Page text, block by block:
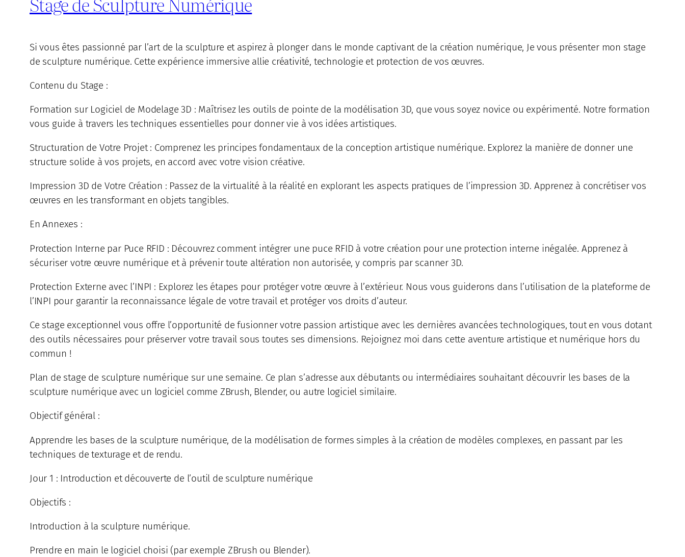
Si vous êtes passionné par l’art de la sculpture et aspirez à plonger dans le monde captivant de la création numérique, Je vous présenter mon stage
de sculpture numérique. Cette expérience immersive allie créativité, technologie et protection de vos œuvres.
Contenu du Stage :
Formation sur Logiciel de Modelage 3D : Maîtrisez les outils de pointe de la modélisation 3D, que vous soyez novice ou expérimenté. Notre formation
vous guide à travers les techniques essentielles pour donner vie à vos idées artistiques.
Structuration de Votre Projet : Comprenez les principes fondamentaux de la conception artistique numérique. Explorez la manière de donner une
structure solide à vos projets, en accord avec votre vision créative.
Impression 3D de Votre Création : Passez de la virtualité à la réalité en explorant les aspects pratiques de l’impression 3D. Apprenez à concrétiser vos
œuvres en les transformant en objets tangibles.
En Annexes :
Protection Interne par Puce RFID : Découvrez comment intégrer une puce RFID à votre création pour une protection interne inégalée. Apprenez à
sécuriser votre œuvre numérique et à prévenir toute altération non autorisée, y compris par scanner 3D.
Protection Externe avec l’INPI : Explorez les étapes pour protéger votre œuvre à l’extérieur. Nous vous guiderons dans l’utilisation de la plateforme de
l’INPI pour garantir la reconnaissance légale de votre travail et protéger vos droits d’auteur.
Ce stage exceptionnel vous offre l’opportunité de fusionner votre passion artistique avec les dernières avancées technologiques, tout en vous dotant
des outils nécessaires pour préserver votre travail sous toutes ses dimensions. Rejoignez moi dans cette aventure artistique et numérique hors du
commun !
Plan de stage de sculpture numérique sur une semaine. Ce plan s’adresse aux débutants ou intermédiaires souhaitant découvrir les bases de la
sculpture numérique avec un logiciel comme ZBrush, Blender, ou autre logiciel similaire.
Objectif général :
Apprendre les bases de la sculpture numérique, de la modélisation de formes simples à la création de modèles complexes, en passant par les
techniques de texturage et de rendu.
Jour 1 : Introduction et découverte de l’outil de sculpture numérique
Objectifs :
Introduction à la sculpture numérique.
Prendre en main le logiciel choisi (par exemple ZBrush ou Blender).